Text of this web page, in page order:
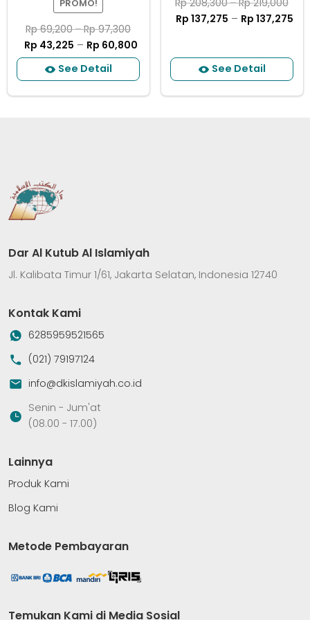
PROMO!
Rp69,200–Rp97,300
Rp 43,225 – Rp 60,800
See Detail
Rp208,300–Rp219,000
Rp 137,275 – Rp 137,275
See Detail
Dar Al Kutub Al Islamiyah
Jl. Kalibata Timur 1/61, Jakarta Selatan, Indonesia 12740
Kontak Kami
6285959521565
(021) 79197124
info@dkislamiyah.co.id
Senin - Jum'at
(08.00 - 17.00)
Lainnya
Produk Kami
Blog Kami
Metode Pembayaran
Temukan Kami di Media Sosial